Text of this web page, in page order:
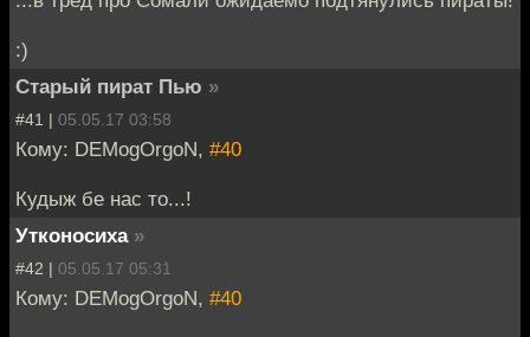
:)
Старый пират Пью »
#41 | 05.05.17 03:58
Кому: DEMogOrgoN, #40
Кудыж бе нас то...!
Утконосиха »
#42 | 05.05.17 05:31
Кому: DEMogOrgoN, #40